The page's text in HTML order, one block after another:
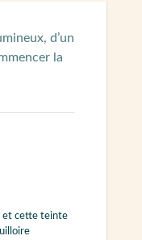
d’un
la
et cette teinte